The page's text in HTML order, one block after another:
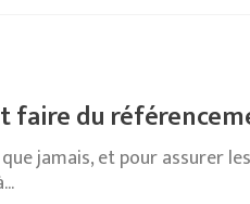
faire du
jamais, et pour assurer